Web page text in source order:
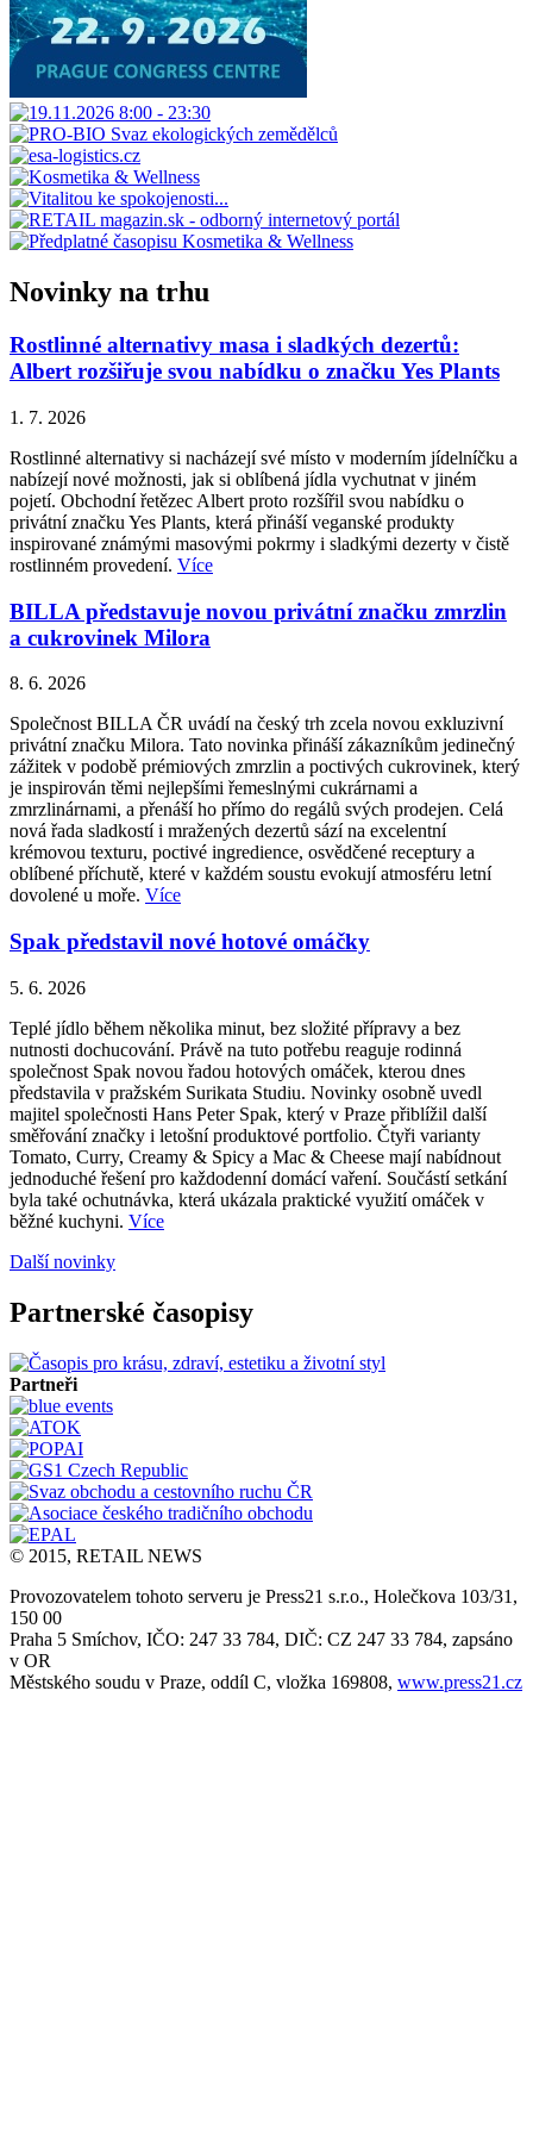
Novinky na trhu
Rostlinné alternativy masa i sladkých dezertů:
Albert rozšiřuje svou nabídku o značku Yes Plants
1. 7. 2026
Rostlinné alternativy si nacházejí své místo v moderním jídelníčku a
nabízejí nové možnosti, jak si oblíbená jídla vychutnat v jiném
pojetí. Obchodní řetězec Albert proto rozšířil svou nabídku o
privátní značku Yes Plants, která přináší veganské produkty
inspirované známými masovými pokrmy i sladkými dezerty v čistě
rostlinném provedení. Více
BILLA představuje novou privátní značku zmrzlin
a cukrovinek Milora
8. 6. 2026
Společnost BILLA ČR uvádí na český trh zcela novou exkluzivní
privátní značku Milora. Tato novinka přináší zákazníkům jedinečný
zážitek v podobě prémiových zmrzlin a poctivých cukrovinek, který
je inspirován těmi nejlepšími řemeslnými cukrárnami a
zmrzlinárnami, a přenáší ho přímo do regálů svých prodejen. Celá
nová řada sladkostí i mražených dezertů sází na excelentní
krémovou texturu, poctivé ingredience, osvědčené receptury a
oblíbené příchutě, které v každém soustu evokují atmosféru letní
dovolené u moře. Více
Spak představil nové hotové omáčky
5. 6. 2026
Teplé jídlo během několika minut, bez složité přípravy a bez
nutnosti dochucování. Právě na tuto potřebu reaguje rodinná
společnost Spak novou řadou hotových omáček, kterou dnes
představila v pražském Surikata Studiu. Novinky osobně uvedl
majitel společnosti Hans Peter Spak, který v Praze přiblížil další
směřování značky i letošní produktové portfolio. Čtyři varianty
Tomato, Curry, Creamy & Spicy a Mac & Cheese mají nabídnout
jednoduché řešení pro každodenní domácí vaření. Součástí setkání
byla také ochutnávka, která ukázala praktické využití omáček v
běžné kuchyni. Více
Další novinky
Partnerské časopisy
Partneři
© 2015, RETAIL NEWS
Provozovatelem tohoto serveru je Press21 s.r.o., Holečkova 103/31,
150 00
Praha 5 Smíchov, IČO: 247 33 784, DIČ: CZ 247 33 784, zapsáno
v OR
Městského soudu v Praze, oddíl C, vložka 169808, www.press21.cz